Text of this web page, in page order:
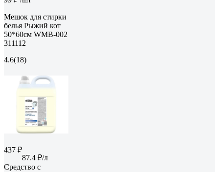
Мешок для стирки
белья Рыжий кот
50*60см WMB-002
311112
4.6(18)
437 ₽
87.4 ₽/л
Средство с